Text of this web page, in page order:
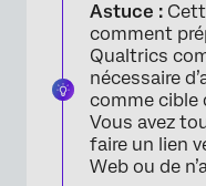
Astuce :
comment
Qualtrics
nécessaire
comme cible
Vous avez
faire un lien
Web ou de